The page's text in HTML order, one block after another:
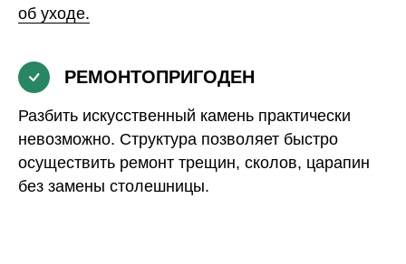
об уходе.
РЕМОНТОПРИГОДЕН
Разбить искусственный камень практически
невозможно. Структура позволяет быстро
осуществить ремонт трещин, сколов, царапин
без замены столешницы.